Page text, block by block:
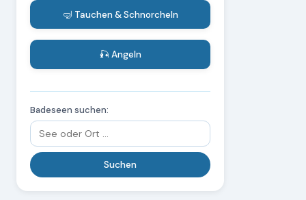
🤿 Tauchen & Schnorcheln
🎣 Angeln
Badeseen suchen: